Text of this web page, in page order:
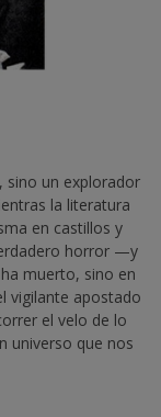
sino un explorador
la literatura
en castillos y
horror —y
muerto, sino en
vigilante apostado
el velo de lo
universo que nos